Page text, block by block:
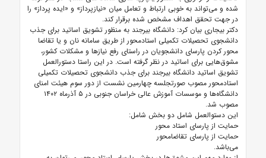
شده و می‌تواند به خوبی ارتباط و تعامل میان «نیازپرداز» و «ایده پرداز» را
در جهت تحقق اهداف مشخص شده برقرار کند.
دکتر بیجاری بیان کرد: دانشگاه بیرجند به منظور تشویق اساتید برای جذب
دانشجوی تحصیلات تکمیلی استادمحور از طریق سامانه نان و یا تقاضا
محور کردن پارسای دانشجویان در راستای رفع نیاز‌ها و مشکلات کشور،
مشوق‌هایی برای اساتید در نظر گرفته است. در این راستا دستورالعمل
تشویق اساتید دانشگاه بیرجند برای جذب دانشجوی تحصیلات تکمیلی
استادمحور مصوب صورتجلسه چهارمین نشست از دور سوم هیئت امنای
دانشگاه‌ها و موسسات آموزش عالی خراسان جنوبی در ۵ آذرماه ۱۴۰۲
مصوب شد.
این دستوالعمل شامل دو بخش شامل:
حمایت از پارسای استاد محور
حمایت از پارسای تقاضامحور
می‌باشد.